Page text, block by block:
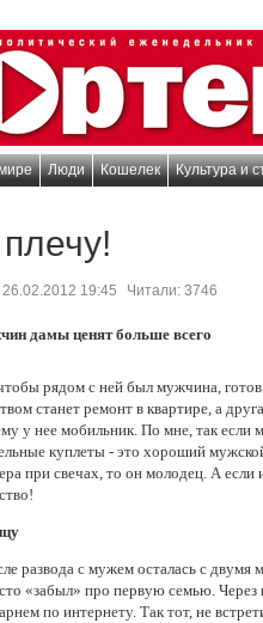
Люди Кошелек Культура и
26.02.2012 19:45 Читали: 3746
дамы ценят больше всего
рядом с ней был мужчина,
станет ремонт в квартире, а
у нее мобильник. По мне, так если
куплеты - это хороший
при свечах, то он молодец. А если
развода с мужем осталась с двумя
«забыл» про первую семью.
по интернету. Так тот, не